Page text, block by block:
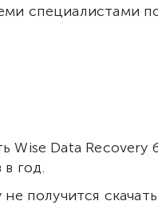
специалистами
Wise Data
год.
не получится